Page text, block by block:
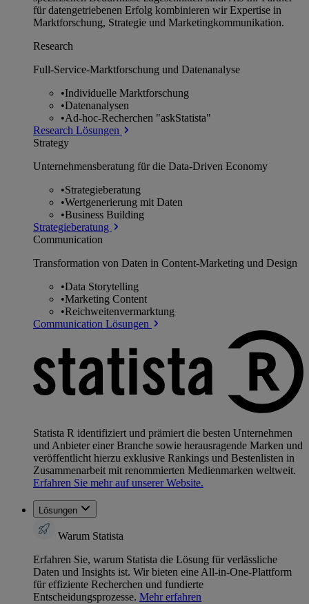
für datengetriebenen Erfolg kombinieren wir Expertise in
Marktforschung, Strategie und Marketingkommunikation.
Research
Full-Service-Marktforschung und Datenanalyse
•Individuelle Marktforschung
•Datenanalysen
•Ad-hoc-Recherchen "askStatista"
Research Lösungen
Strategy
Unternehmens­beratung für die Data-Driven Economy
•Strategieberatung
•Wertgenerierung mit Daten
•Business Building
Strategieberatung
Communication
Transformation von Daten in Content-Marketing und Design
•Data Storytelling
•Marketing Content
•Reichweitenvermarktung
Communication Lösungen
Statista R identifiziert und prämiert die besten Unternehmen
und Anbieter einer Branche sowie herausragende Marken und
veröffentlicht hierzu exklusive Rankings und Bestenlisten in
Zusammenarbeit mit renommierten Medienmarken weltweit.
Erfahren Sie mehr auf unserer Website.
Lösungen
Warum Statista
Erfahren Sie, warum Statista die Lösung für verlässliche
Daten und Insights ist. Wir bieten eine All-in-One-Plattform
für effiziente Recherchen und fundierte
Entscheidungsprozesse. Mehr erfahren